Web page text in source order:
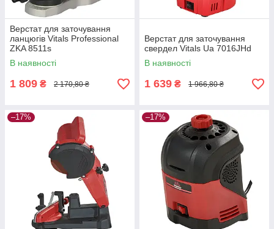
Верстат для заточування
ланцюгів Vitals Professional
ZKA 8511s
В наявності
1 809 ₴ 2 170,80 ₴
Верстат для заточування
свердел Vitals Ua 7016JHd
В наявності
1 639 ₴ 1 966,80 ₴
–17% –17%